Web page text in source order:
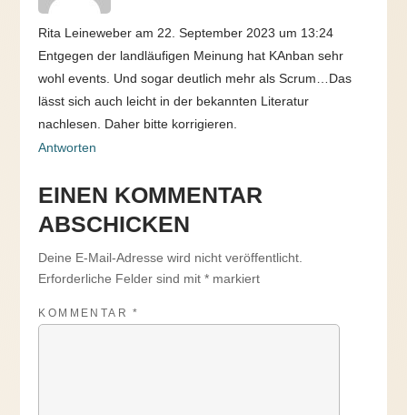
Rita Leineweber am 22. September 2023 um 13:24
Entgegen der landläufigen Meinung hat KAnban sehr
wohl events. Und sogar deutlich mehr als Scrum…Das
lässt sich auch leicht in der bekannten Literatur
nachlesen. Daher bitte korrigieren.
Antworten
EINEN KOMMENTAR
ABSCHICKEN
Deine E-Mail-Adresse wird nicht veröffentlicht.
Erforderliche Felder sind mit* markiert
KOMMENTAR*